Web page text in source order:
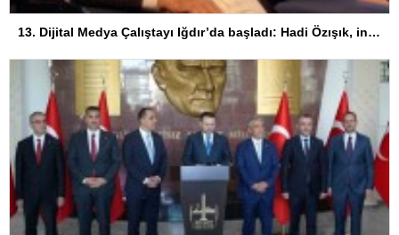
13. Dijital Medya Çalıştayı Iğdır’da başladı: Hadi Özışık, internet yasasının perde arkasını anlattı